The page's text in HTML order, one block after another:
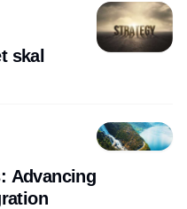
skal
Advancing